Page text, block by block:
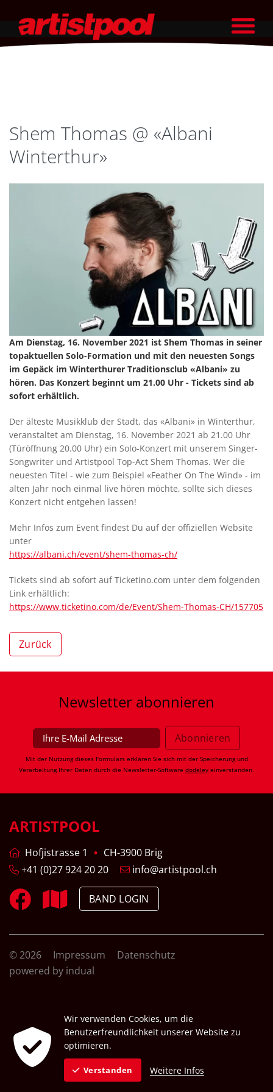
Shem Thomas @ «Albani
Winterthur»
Am Dienstag, 16. November 2021 ist Shem Thomas in seiner
topaktuellen Solo-Formation und mit den neuesten Songs
im Gepäck im Winterthurer Traditionsclub «Albani» zu
hören. Das Konzert beginnt um 21.00 Uhr - Tickets sind ab
sofort erhältlich.
Der älteste Musikklub der Stadt, das «Albani» in Winterthur,
veranstaltet am Dienstag, 16. November 2021 ab 21.00 Uhr
(Türöffnung 20.00 Uhr) ein Solo-Konzert mit unserem Singer-
Songwriter und Artistpool Top-Act Shem Thomas. Wer die
neuesten Titel - wie zum Beispiel «Feather On The Wind» - im
alten Jahr noch einmal live hören möchte, sollte sich dieses
Konzert nicht entgehen lassen!
Mehr Infos zum Event findest Du auf der offiziellen Website
unter
https://albani.ch/event/shem-thomas-ch/
Tickets sind ab sofort auf Ticketino.com unter dem folgenden
Link erhältlich:
https://www.ticketino.com/de/Event/Shem-Thomas-CH/157705
Zurück
Newsletter abonnieren
Mit der Nutzung dieses Formulars erklären Sie sich mit der Speicherung und
Verarbeitung Ihrer Daten durch die Newsletter-Software dodeley einverstanden.
ARTISTPOOL
Hofjistrasse 1
CH-3900 Brig
+41 (0)27 924 20 20
info@artistpool.ch
BAND LOGIN
© 2026 Impressum
Datenschutz
powered by indual
Wir verwenden Cookies, um die
Benutzerfreundlichkeit unserer Website zu
optimieren.
Verstanden Weitere Infos